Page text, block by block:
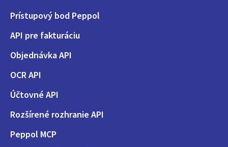
Prístupový bod Peppol
API pre fakturáciu
Objednávka API
OCR API
Účtovné API
Rozšírené rozhranie API
Peppol MCP